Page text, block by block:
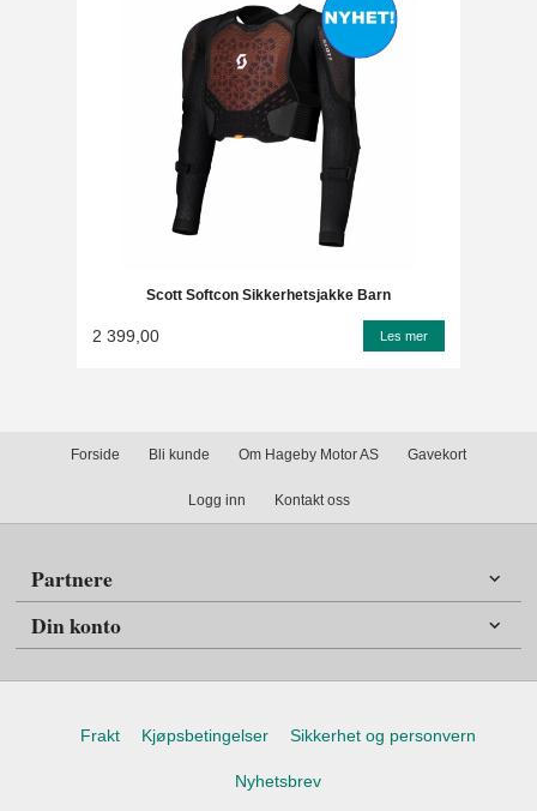
Scott Softcon Sikkerhetsjakke Barn
2 399,00 Les mer
Forside Bli kunde Om Hageby Motor AS Gavekort
Logg inn Kontakt oss
Partnere
Din konto
Frakt Kjøpsbetingelser Sikkerhet og personvern
Nyhetsbrev